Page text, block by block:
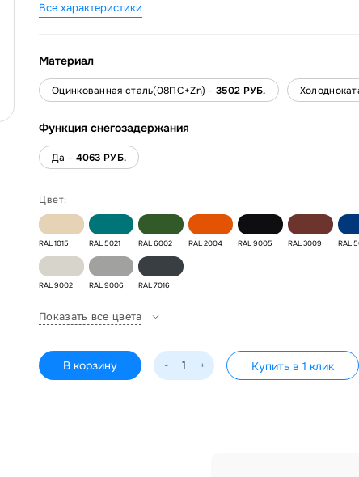
Все характеристики
Материал
Оцинкованная сталь(08ПС+Zn) - 3502 РУБ.
Функция снегозадержания
Да - 4063 РУБ.
Цвет:
RAL 1015 RAL 5021 RAL 6002 RAL 2004 RAL 9005 RAL 3009 RAL
RAL 9002 RAL 9006 RAL 7016
Показать все цвета
В корзину - + Купить в 1 клик